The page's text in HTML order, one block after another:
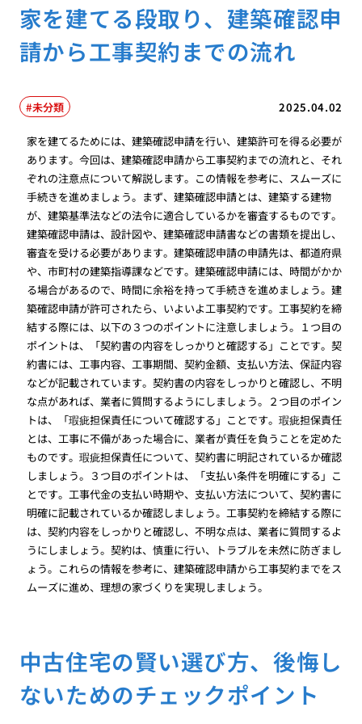
家を建てる段取り、建築確認申
請から工事契約までの流れ
2025.04.02
未分類
家を建てるためには、建築確認申請を行い、建築許可を得る必要が
あります。今回は、建築確認申請から工事契約までの流れと、それ
ぞれの注意点について解説します。この情報を参考に、スムーズに
手続きを進めましょう。まず、建築確認申請とは、建築する建物
が、建築基準法などの法令に適合しているかを審査するものです。
建築確認申請は、設計図や、建築確認申請書などの書類を提出し、
審査を受ける必要があります。建築確認申請の申請先は、都道府県
や、市町村の建築指導課などです。建築確認申請には、時間がかか
る場合があるので、時間に余裕を持って手続きを進めましょう。建
築確認申請が許可されたら、いよいよ工事契約です。工事契約を締
結する際には、以下の３つのポイントに注意しましょう。１つ目の
ポイントは、「契約書の内容をしっかりと確認する」ことです。契
約書には、工事内容、工事期間、契約金額、支払い方法、保証内容
などが記載されています。契約書の内容をしっかりと確認し、不明
な点があれば、業者に質問するようにしましょう。２つ目のポイン
トは、「瑕疵担保責任について確認する」ことです。瑕疵担保責任
とは、工事に不備があった場合に、業者が責任を負うことを定めた
ものです。瑕疵担保責任について、契約書に明記されているか確認
しましょう。３つ目のポイントは、「支払い条件を明確にする」こ
とです。工事代金の支払い時期や、支払い方法について、契約書に
明確に記載されているか確認しましょう。工事契約を締結する際に
は、契約内容をしっかりと確認し、不明な点は、業者に質問するよ
うにしましょう。契約は、慎重に行い、トラブルを未然に防ぎまし
ょう。これらの情報を参考に、建築確認申請から工事契約までをス
ムーズに進め、理想の家づくりを実現しましょう。
中古住宅の賢い選び方、後悔し
ないためのチェックポイント